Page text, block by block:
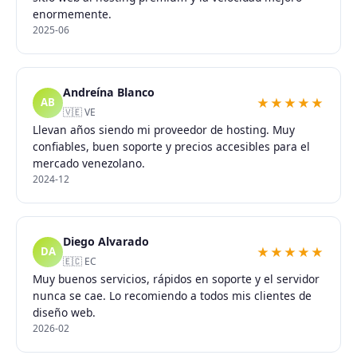
enormemente.
2025-06
AB
Andreína Blanco
🇻🇪 VE
★★★★★
Llevan años siendo mi proveedor de hosting. Muy
confiables, buen soporte y precios accesibles para el
mercado venezolano.
2024-12
DA
Diego Alvarado
🇪🇨 EC
★★★★★
Muy buenos servicios, rápidos en soporte y el servidor
nunca se cae. Lo recomiendo a todos mis clientes de
diseño web.
2026-02